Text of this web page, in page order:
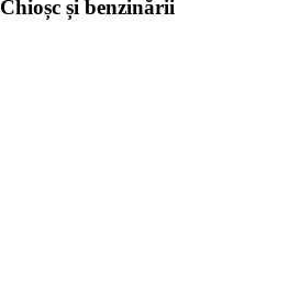
Chioșc și benzinării